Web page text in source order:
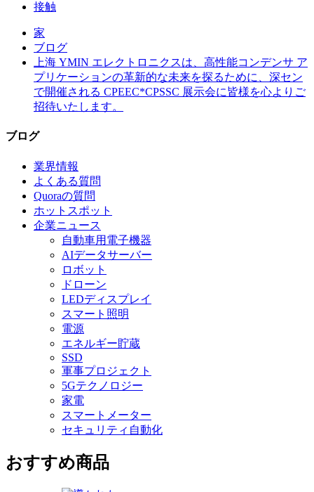
接触
家
ブログ
上海 YMIN エレクトロニクスは、高性能コンデンサ ア
プリケーションの革新的な未来を探るために、深セン
で開催される CPEEC*CPSSC 展示会に皆様を心よりご
招待いたします。
ブログ
業界情報
よくある質問
Quoraの質問
ホットスポット
企業ニュース
自動車用電子機器
AIデータサーバー
ロボット
ドローン
LEDディスプレイ
スマート照明
電源
エネルギー貯蔵
SSD
軍事プロジェクト
5Gテクノロジー
家電
スマートメーター
セキュリティ自動化
おすすめ商品